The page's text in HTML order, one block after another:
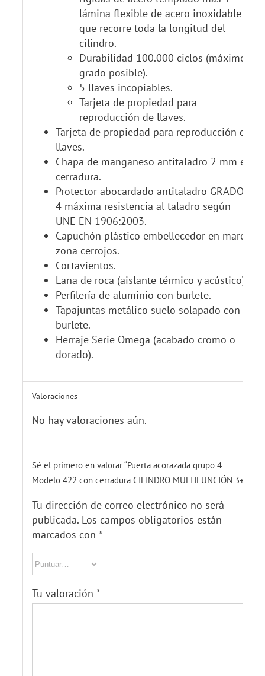
lámina flexible de acero inoxidable
que recorre toda la longitud del
cilindro.
Durabilidad 100.000 ciclos (máximo
grado posible).
5 llaves incopiables.
Tarjeta de propiedad para
reproducción de llaves.
Tarjeta de propiedad para reproducción de
llaves.
Chapa de manganeso antitaladro 2 mm en
cerradura.
Protector abocardado antitaladro GRADO
4 máxima resistencia al taladro según
UNE EN 1906:2003.
Capuchón plástico embellecedor en marco
zona cerrojos.
Cortavientos.
Lana de roca (aislante térmico y acústico).
Perfilería de aluminio con burlete.
Tapajuntas metálico suelo solapado con
burlete.
Herraje Serie Omega (acabado cromo o
dorado).
Valoraciones
No hay valoraciones aún.
Sé el primero en valorar “Puerta acorazada grupo 4
Modelo 422 con cerradura CILINDRO MULTIFUNCIÓN 3+5”
Tu dirección de correo electrónico no será
publicada.Los campos obligatorios están
marcados con *
Tu valoración *